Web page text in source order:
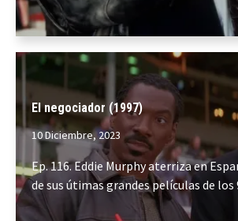
El negociador (1997)
10 Diciembre, 2023
Ep. 116. Eddie Murphy aterriza en
de sus útimas grandes películas de los